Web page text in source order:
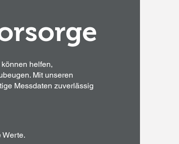
helfen,
Mit unseren
Messdaten zuverlässig
Werte.